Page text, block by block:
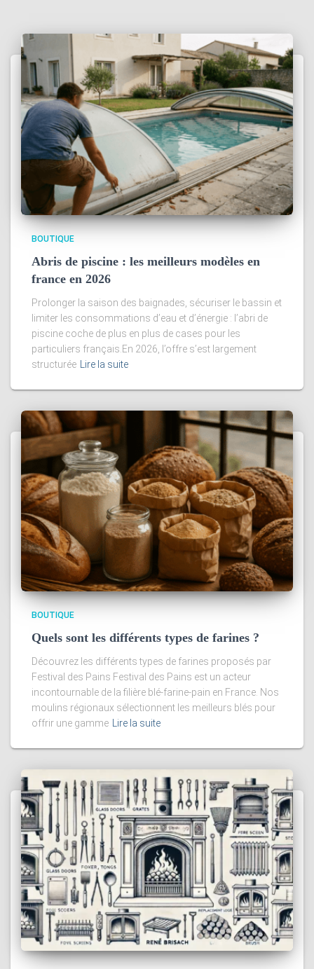
BOUTIQUE
Abris de piscine : les meilleurs modèles en
france en 2026
Prolonger la saison des baignades, sécuriser le bassin et
limiter les consommations d’eau et d’énergie : l’abri de
piscine coche de plus en plus de cases pour les
particuliers français.En 2026, l’offre s’est largement
structurée
Lire la suite
BOUTIQUE
Quels sont les différents types de farines ?
Découvrez les différents types de farines proposés par
Festival des Pains Festival des Pains est un acteur
incontournable de la filière blé-farine-pain en France. Nos
moulins régionaux sélectionnent les meilleurs blés pour
offrir une gamme Lire la suite